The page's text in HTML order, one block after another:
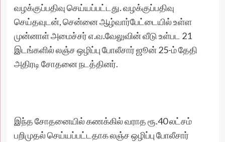
வழக்குப்பதிவு செய்யப்பட்டது. வழக்குப்பதிவு
செய்தவுடன், சென்னை ஆழ்வார்பேட்டையில் உள்ள
முன்னாள் அமைச்சர் எ.வ.வேலுவின் வீடு உள்பட 21
இடங்களில் லஞ்ச ஒழிப்பு போலீசார் ஜூன் 25-ம் தேதி
அதிரடி சோதனை நடத்தினர்.
இந்த சோதனையில் கணக்கில் வராத ரூ.40 லட்சம்
பறிமுதல் செய்யப்பட்டதாக லஞ்ச ஒழிப்பு போலீசார்